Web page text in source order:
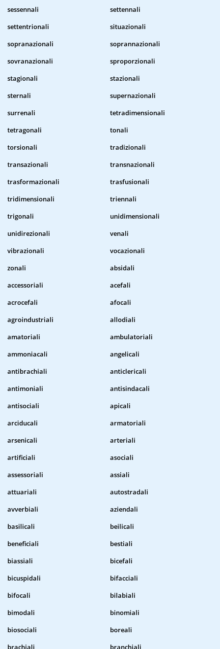
sessennali
settennali
settentrionali
situazionali
sopranazionali
soprannazionali
sovranazionali
sproporzionali
stagionali
stazionali
sternali
supernazionali
surrenali
tetradimensionali
tetragonali
tonali
torsionali
tradizionali
transazionali
transnazionali
trasformazionali
trasfusionali
tridimensionali
triennali
trigonali
unidimensionali
unidirezionali
venali
vibrazionali
vocazionali
zonali
absidali
accessoriali
acefali
acrocefali
afocali
agroindustriali
allodiali
amatoriali
ambulatoriali
ammoniacali
angelicali
antibrachiali
anticlericali
antimoniali
antisindacali
antisociali
apicali
arciducali
armatoriali
arsenicali
arteriali
artificiali
asociali
assessoriali
assiali
attuariali
autostradali
avverbiali
aziendali
basilicali
beilicali
beneficiali
bestiali
biassiali
bicefali
bicuspidali
bifacciali
bifocali
bilabiali
bimodali
binomiali
biosociali
boreali
brachiali
branchiali